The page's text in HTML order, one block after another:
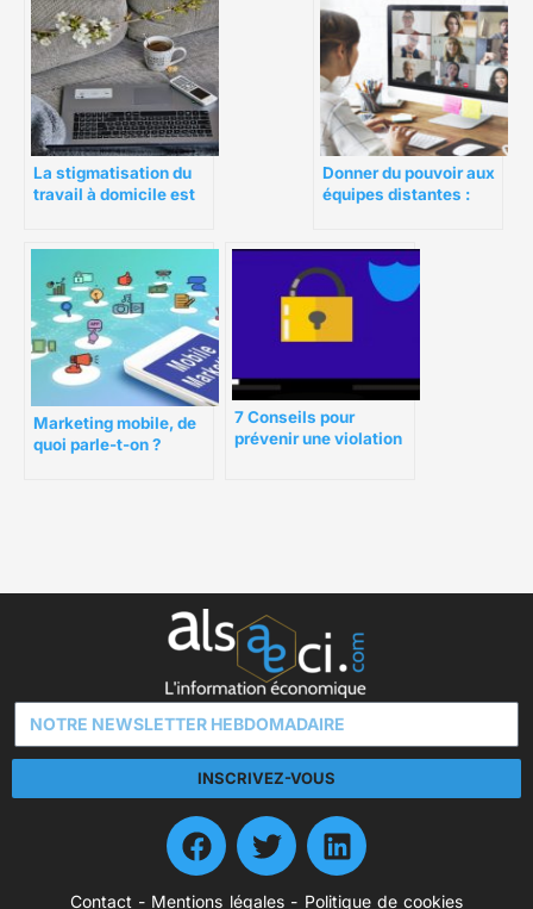
La stigmatisation du
travail à domicile est
Donner du pouvoir aux
équipes distantes :
peuvent avoir un
impact
Marketing mobile, de
quoi parle-t-on ?
7 Conseils pour
prévenir une violation
INSCRIVEZ-VOUS
Contact - Mentions légales- Politique de cookies